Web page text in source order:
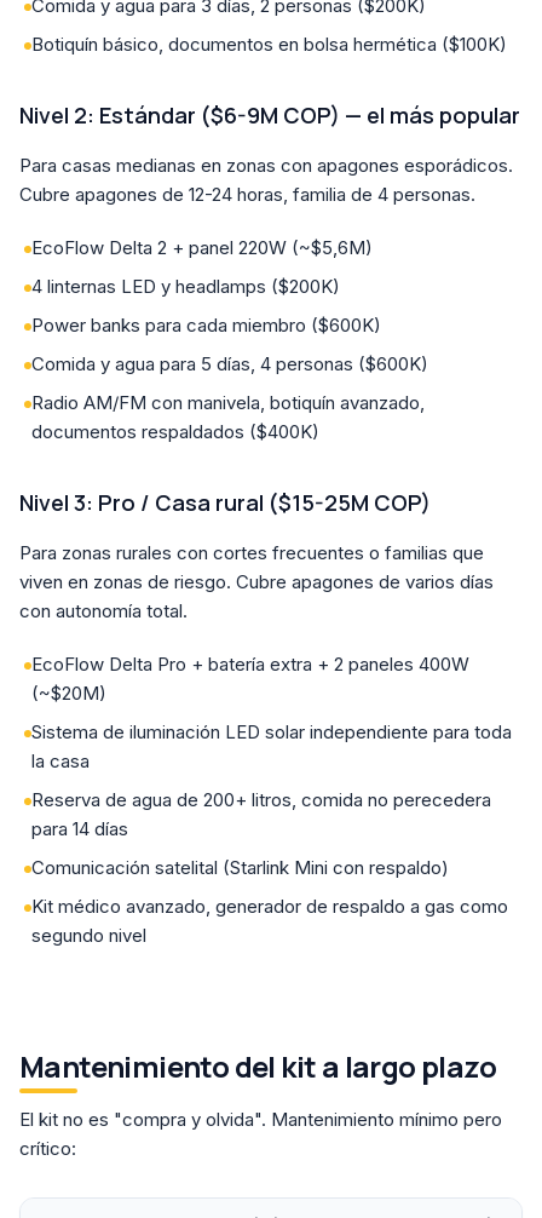
Comida y agua para 3 días, 2 personas ($200K)
Botiquín básico, documentos en bolsa hermética ($100K)
Nivel 2: Estándar ($6-9M COP) — el más popular
Para casas medianas en zonas con apagones esporádicos.
Cubre apagones de 12-24 horas, familia de 4 personas.
EcoFlow Delta 2 + panel 220W (~$5,6M)
4 linternas LED y headlamps ($200K)
Power banks para cada miembro ($600K)
Comida y agua para 5 días, 4 personas ($600K)
Radio AM/FM con manivela, botiquín avanzado,
documentos respaldados ($400K)
Nivel 3: Pro / Casa rural ($15-25M COP)
Para zonas rurales con cortes frecuentes o familias que
viven en zonas de riesgo. Cubre apagones de varios días
con autonomía total.
EcoFlow Delta Pro + batería extra + 2 paneles 400W
(~$20M)
Sistema de iluminación LED solar independiente para toda
la casa
Reserva de agua de 200+ litros, comida no perecedera
para 14 días
Comunicación satelital (Starlink Mini con respaldo)
Kit médico avanzado, generador de respaldo a gas como
segundo nivel
Mantenimiento del kit a largo plazo
El kit no es "compra y olvida". Mantenimiento mínimo pero
crítico: